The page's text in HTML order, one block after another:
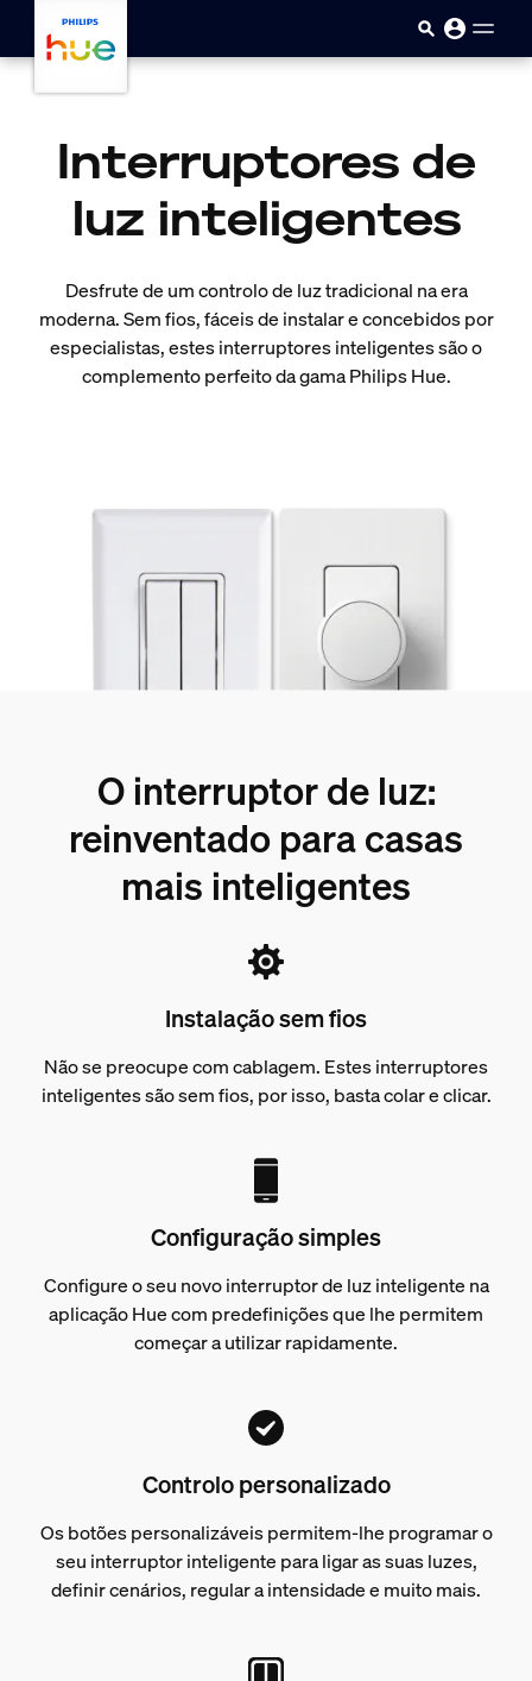
Passar para o conteúdo
Interruptores de
luz inteligentes
Desfrute de um controlo de luz tradicional na era
moderna. Sem fios, fáceis de instalar e concebidos por
especialistas, estes interruptores inteligentes são o
complemento perfeito da gama Philips Hue.
O interruptor de luz:
reinventado para casas
mais inteligentes
Instalação sem fios
Não se preocupe com cablagem. Estes interruptores
inteligentes são sem fios, por isso, basta colar e clicar.
Configuração simples
Configure o seu novo interruptor de luz inteligente na
aplicação Hue com predefinições que lhe permitem
começar a utilizar rapidamente.
Controlo personalizado
Os botões personalizáveis permitem-lhe programar o
seu interruptor inteligente para ligar as suas luzes,
definir cenários, regular a intensidade e muito mais.